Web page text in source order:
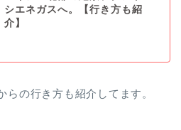
シエネガスへ。【行き方も紹
介】
らの行き方も紹介してます。